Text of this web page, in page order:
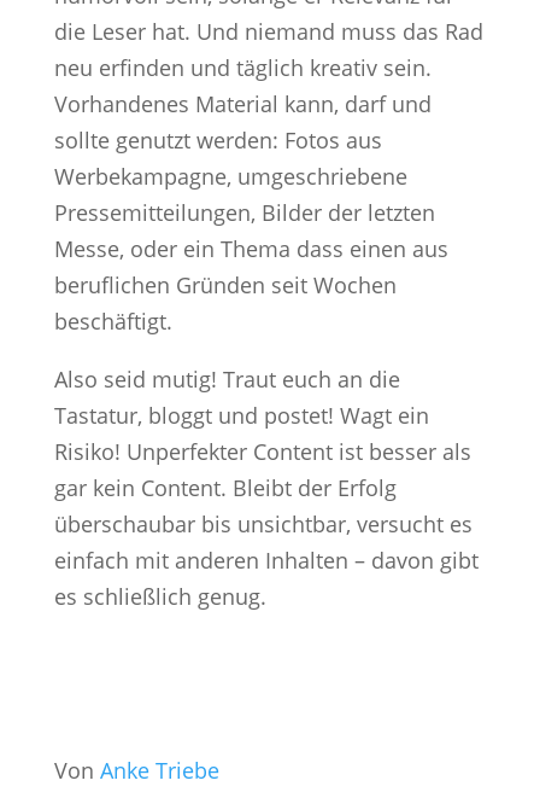
die Leser hat. Und niemand muss das Rad
neu erfinden und täglich kreativ sein.
Vorhandenes Material kann, darf und
sollte genutzt werden: Fotos aus
Werbekampagne, umgeschriebene
Pressemitteilungen, Bilder der letzten
Messe, oder ein Thema dass einen aus
beruflichen Gründen seit Wochen
beschäftigt.
Also seid mutig! Traut euch an die
Tastatur, bloggt und postet! Wagt ein
Risiko! Unperfekter Content ist besser als
gar kein Content. Bleibt der Erfolg
überschaubar bis unsichtbar, versucht es
einfach mit anderen Inhalten – davon gibt
es schließlich genug.
Von Anke Triebe